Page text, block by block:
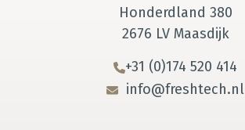
Honderdland 380
2676 LV Maasdijk
+31 (0)174 520 414
info@freshtech.nl